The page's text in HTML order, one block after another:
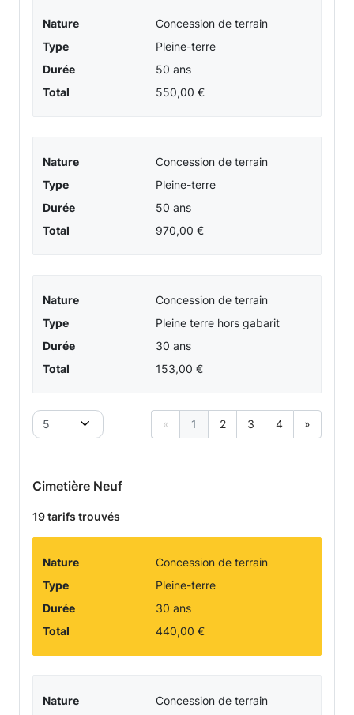
et
détails
Nature
Concession de terrain
Type
Pleine-terre
Durée
50 ans
Total
550,00 €
Nature
Concession de terrain
Type
Pleine-terre
Durée
50 ans
Total
970,00 €
Nature
Concession de terrain
Type
Pleine terre hors gabarit
Durée
30 ans
Total
153,00 €
5 « 1 2 3 4 »
Cimetière Neuf
19 tarifs trouvés
Nature
Concession de terrain
Type
Pleine-terre
Durée
30 ans
Total
440,00 €
Nature
Concession de terrain